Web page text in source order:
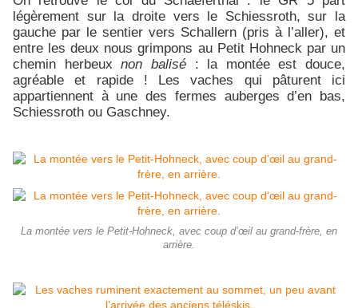
légèrement sur la droite vers le Schiessroth, sur la
gauche par le sentier vers Schallern (pris à l’aller), et
entre les deux nous grimpons au Petit Hohneck par un
chemin herbeuxnon balisé: la montée est douce,
agréable et rapide ! Les vaches qui pâturent ici
appartiennent à une des fermes auberges d’en bas,
Schiessroth ou Gaschney.
La montée vers le Petit-Hohneck, avec coup d’œil au grand-frère, en
arrière.